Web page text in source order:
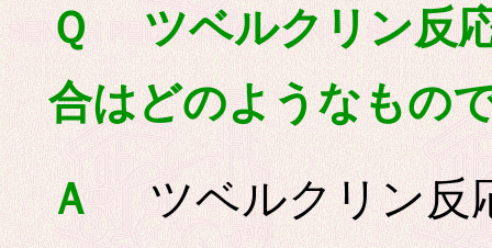
Ｑ ツベルクリン反
合はどのようなもの
Ａ ツベルクリン反